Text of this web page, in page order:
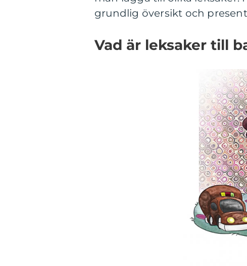
grundlig översikt och
Vad är leksaker till